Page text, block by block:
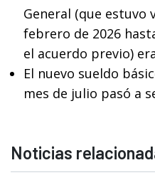
General (que estuvo
febrero de 2026
el acuerdo previo)
El nuevo sueldo
mes de julio pasó a
Noticias